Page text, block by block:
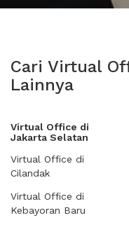
Cari Virtual
Lainnya
Virtual Office di
Jakarta Selatan
Virtual Office di
Cilandak
Virtual Office di
Kebayoran Baru